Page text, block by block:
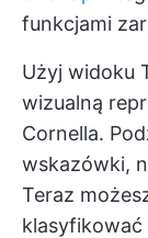
funkcjami
Użyj widoku
wizualną
Cornella.
wskazówki,
Teraz